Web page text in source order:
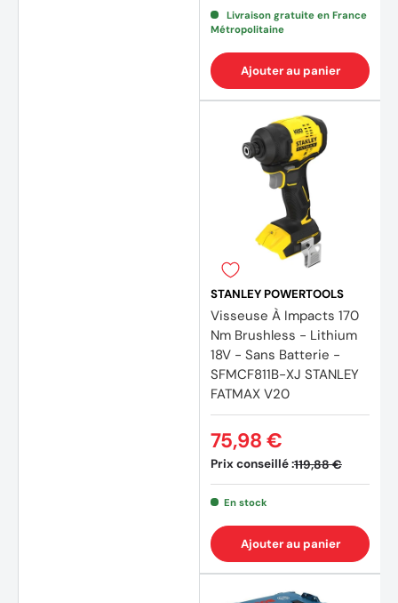
Livraison gratuite en France
Métropolitaine
Ajouter au panier
STANLEY POWERTOOLS
Visseuse À Impacts 170
Nm Brushless - Lithium
18V - Sans Batterie -
SFMCF811B-XJ STANLEY
FATMAX V20
Prix conseillé :119,88 €
75,98 €
En stock
Ajouter au panier